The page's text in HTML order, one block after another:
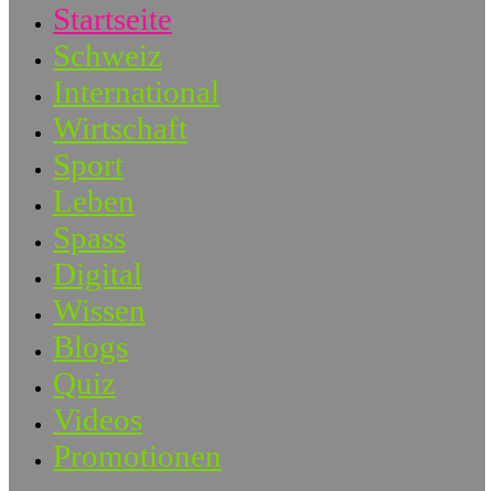
Startseite
Schweiz
International
Wirtschaft
Sport
Leben
Spass
Digital
Wissen
Blogs
Quiz
Videos
Promotionen